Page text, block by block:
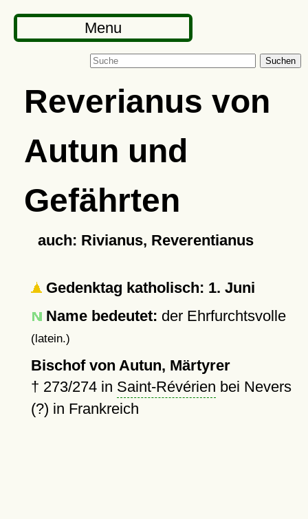
Menu
Suchen
Reverianus von
Autun und
Gefährten
auch: Rivianus, Reverentianus
Gedenktag katholisch: 1. Juni
Name bedeutet: der Ehrfurchtsvolle
(latein.)
Bischof von Autun, Märtyrer
† 273/274 in Saint-Révérien bei Nevers
(?) in Frankreich